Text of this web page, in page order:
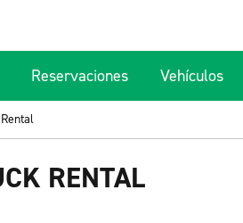
Reservaciones Vehículos
RENTAL